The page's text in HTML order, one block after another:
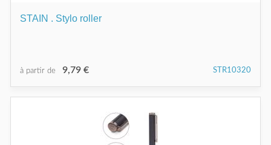
STAIN . Stylo roller
à partir de 9,79 € STR10320